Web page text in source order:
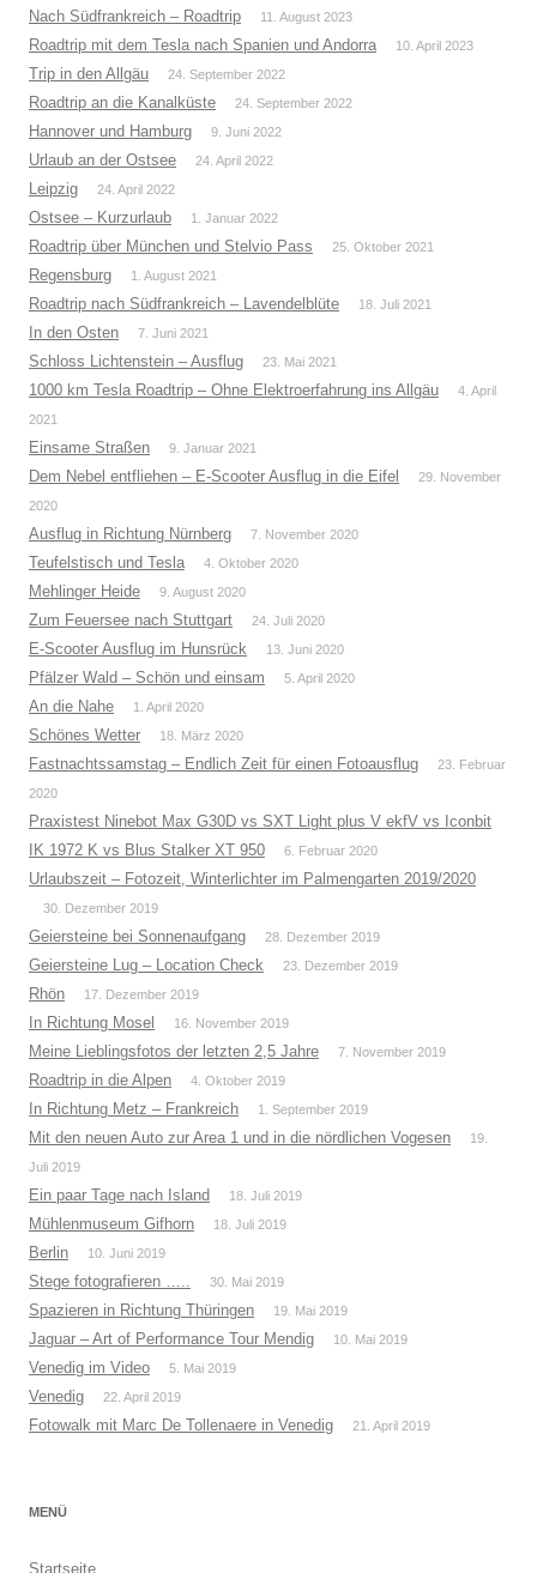
Nach Südfrankreich – Roadtrip 11. August 2023
Roadtrip mit dem Tesla nach Spanien und Andorra 10. April 2023
Trip in den Allgäu 24. September 2022
Roadtrip an die Kanalküste 24. September 2022
Hannover und Hamburg 9. Juni 2022
Urlaub an der Ostsee 24. April 2022
Leipzig 24. April 2022
Ostsee – Kurzurlaub 1. Januar 2022
Roadtrip über München und Stelvio Pass 25. Oktober 2021
Regensburg 1. August 2021
Roadtrip nach Südfrankreich – Lavendelblüte 18. Juli 2021
In den Osten 7. Juni 2021
Schloss Lichtenstein – Ausflug 23. Mai 2021
1000 km Tesla Roadtrip – Ohne Elektroerfahrung ins Allgäu
4. April
2021
Einsame Straßen 9. Januar 2021
Dem Nebel entfliehen – E-Scooter Ausflug in die Eifel
29. November
2020
Ausflug in Richtung Nürnberg 7. November 2020
Teufelstisch und Tesla 4. Oktober 2020
Mehlinger Heide 9. August 2020
Zum Feuersee nach Stuttgart 24. Juli 2020
E-Scooter Ausflug im Hunsrück 13. Juni 2020
Pfälzer Wald – Schön und einsam 5. April 2020
An die Nahe 1. April 2020
Schönes Wetter 18. März 2020
Fastnachtssamstag – Endlich Zeit für einen Fotoausflug
23. Februar
2020
Praxistest Ninebot Max G30D vs SXT Light plus V ekfV vs Iconbit
IK 1972 K vs Blus Stalker XT 950
6. Februar 2020
Urlaubszeit – Fotozeit, Winterlichter im Palmengarten 2019/2020
30. Dezember 2019
Geiersteine bei Sonnenaufgang 28. Dezember 2019
Geiersteine Lug – Location Check 23. Dezember 2019
Rhön 17. Dezember 2019
In Richtung Mosel 16. November 2019
Meine Lieblingsfotos der letzten 2,5 Jahre 7. November 2019
Roadtrip in die Alpen 4. Oktober 2019
In Richtung Metz – Frankreich 1. September 2019
Mit den neuen Auto zur Area 1 und in die nördlichen Vogesen
19.
Juli 2019
Ein paar Tage nach Island 18. Juli 2019
Mühlenmuseum Gifhorn 18. Juli 2019
Berlin 10. Juni 2019
Stege fotografieren ….. 30. Mai 2019
Spazieren in Richtung Thüringen 19. Mai 2019
Jaguar – Art of Performance Tour Mendig 10. Mai 2019
Venedig im Video 5. Mai 2019
Venedig 22. April 2019
Fotowalk mit Marc De Tollenaere in Venedig 21. April 2019
MENÜ
Startseite